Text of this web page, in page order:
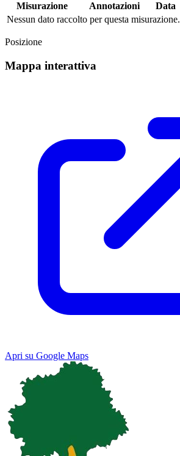
Misurazione Annotazioni
Data
Nessun dato raccolto per questa misurazione.
Posizione
Mappa interattiva
Apri su Google Maps
Map Satellite
Keyboard shortcuts